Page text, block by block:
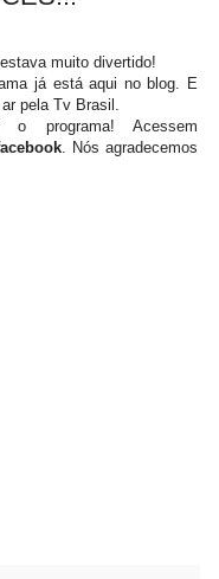
muito divertido!
já está aqui no blog. E
pela Tv Brasil.
programa! Acessem
. Nós agradecemos